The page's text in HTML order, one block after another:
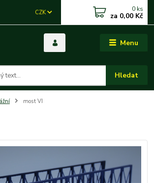
Menu
CZK
Hledat
0 ks
za 0,00 Kč
most VI